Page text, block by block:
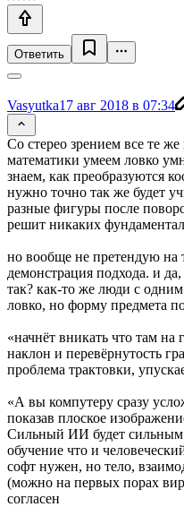
Ответить
Vasyutka17 авг 2018 в 07:34
Со стерео зрением все те
математики умеем ловко
знаем, как преобразуются
нужно точно так же будет
разные фигуры после
решит никаких
но вообще не претендую на
демонстрация подхода. и
так? как-то же люди с
ловко, но форму предмета
«начнёт вникать что там на
наклон и перевёрнутость
проблема трактовки,
«А вы компутеру сразу
показав плоское
Сильный ИИ будет сильным
обучение что и
софт нужен, но тело,
(можно на первых порах
согласен